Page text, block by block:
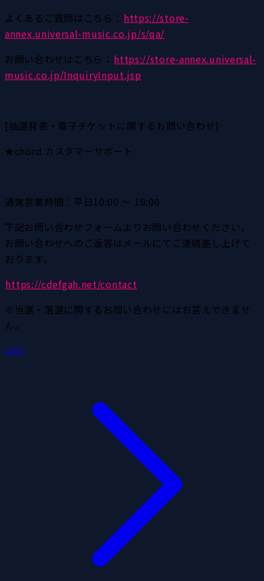
よくあるご質問はこちら： https://store-
annex.universal-music.co.jp/s/qa/
お問い合わせはこちら： https://store-annex.universal-
music.co.jp/InquiryInput.jsp
[抽選発表・電子チケットに関するお問い合わせ]
★chord カスタマーサポート
通常営業時間：平日10:00 ～ 18:00
下記お問い合わせフォームよりお問い合わせください。
お問い合わせへのご返答はメールにてご連絡差し上げて
おります。
https://cdefgah.net/contact
※当選・落選に関するお問い合わせにはお答えできませ
ん。
LIST